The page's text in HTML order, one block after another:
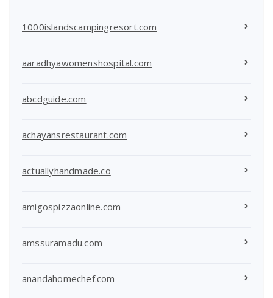
1000islandscampingresort.com
aaradhyawomenshospital.com
abcdguide.com
achayansrestaurant.com
actuallyhandmade.co
amigospizzaonline.com
amssuramadu.com
anandahomechef.com